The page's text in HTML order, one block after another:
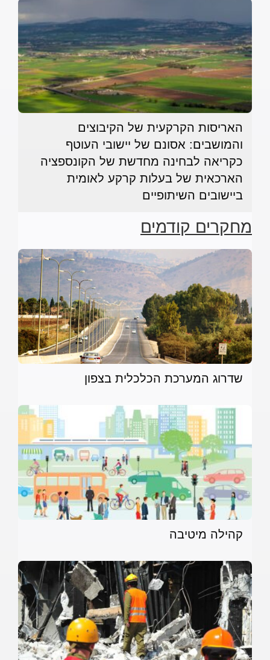
האריסות הקרקעית של הקיבוצים
והמושבים: אסונם של יישובי העוטף
כקריאה לבחינה מחדשת של הקונספציה
הארכאית של בעלות קרקע לאומית
ביישובים השיתופיים
מחקרים קודמים
שדרוג המערכת הכלכלית בצפון
קהילה מיטיבה